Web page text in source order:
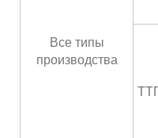
Все типы
производства